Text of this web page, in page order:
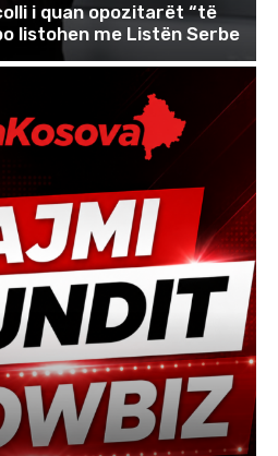
i quan opozitarët “të
listohen me Listën Serbe